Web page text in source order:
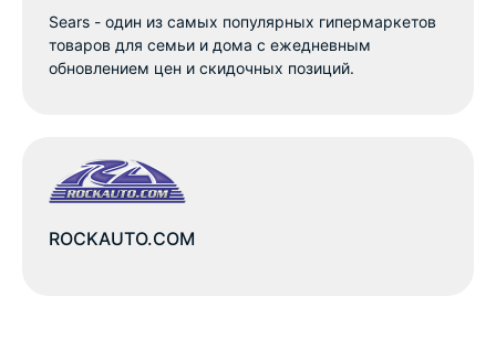
Sears - один из самых популярных гипермаркетов
товаров для семьи и дома с ежедневным
обновлением цен и скидочных позиций.
ROCKAUTO.COM